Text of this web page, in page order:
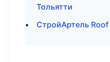
Тольятти
СтройАртель